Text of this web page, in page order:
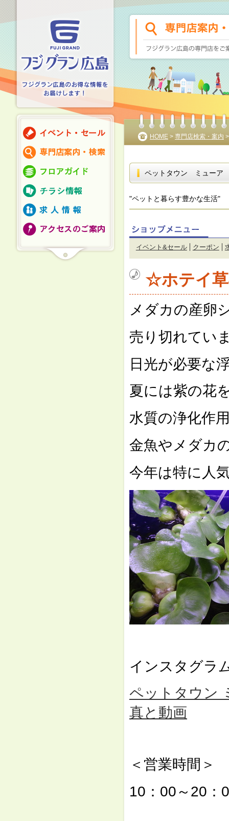
HOME > 専門店検索・案内
ペットタウン ミューア
"ペットと暮らす豊かな生活"
イベント&セール クーポン
☆ホテイ
メダカの産卵
売り切れてい
日光が必要な
夏には紫の花
水質の浄化作
金魚やメダカ
今年は特に人
インスタグラ
ペットタウン
真と動画
＜営業時間＞
10：00～20：